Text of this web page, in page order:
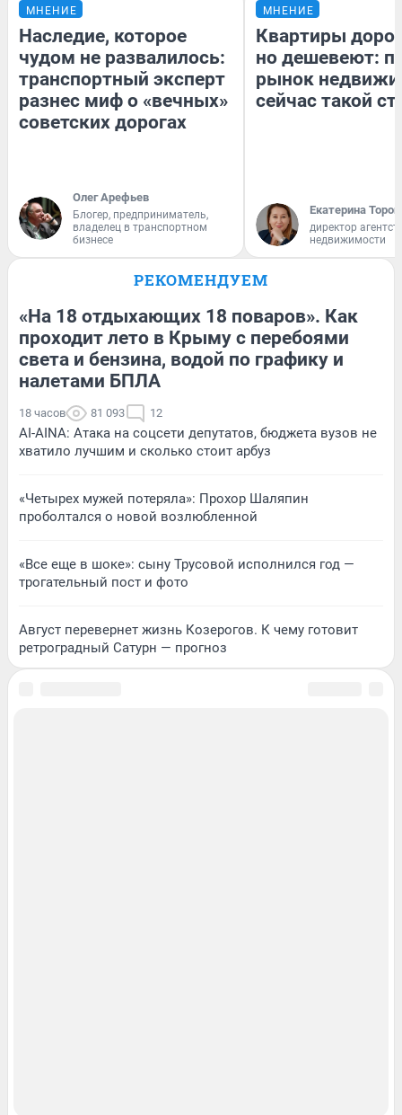
МНЕНИЕ
Наследие, которое
чудом не развалилось:
транспортный эксперт
разнес миф о «вечных»
советских дорогах
Олег Арефьев
Блогер, предприниматель,
владелец в транспортном
бизнесе
МНЕНИЕ
Квартиры
но дешевеют:
рынок
сейчас такой
Екатерина
директор
недвижимости
РЕКОМЕНДУЕМ
«На 18 отдыхающих 18 поваров». Как
проходит лето в Крыму с перебоями
света и бензина, водой по графику и
налетами БПЛА
18 часов 81 093 12
AI-AINA: Атака на соцсети депутатов, бюджета вузов не
хватило лучшим и сколько стоит арбуз
«Четырех мужей потеряла»: Прохор Шаляпин
проболтался о новой возлюбленной
«Все еще в шоке»: сыну Трусовой исполнился год —
трогательный пост и фото
Август перевернет жизнь Козерогов. К чему готовит
ретроградный Сатурн — прогноз